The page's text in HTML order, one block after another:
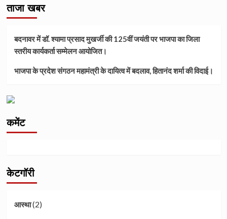
ताजा खबर
बदनावर में डॉ. श्यामा प्रसाद मुखर्जी की 125वीं जयंती पर भाजपा का जिला
स्तरीय कार्यकर्ता सम्मेलन आयोजित।
भाजपा के प्रदेश संगठन महामंत्री के दायित्व में बदलाव, हितानंद शर्मा की विदाई।
कमेंट
केटगॉरी
आस्था(2)